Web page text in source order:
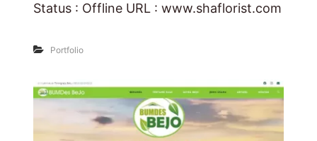
Status : Offline URL : www.shaflorist.com
Portfolio